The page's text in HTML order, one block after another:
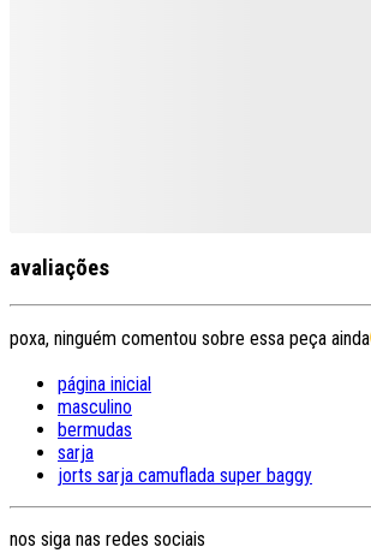
avaliações
poxa, ninguém comentou sobre essa peça ainda
página inicial
masculino
bermudas
sarja
jorts sarja camuflada super baggy
nos siga nas redes sociais